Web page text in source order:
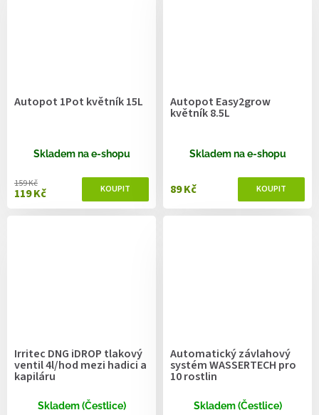
Autopot 1Pot květník 15L
Skladem na e-shopu
119 Kč
159 Kč
Autopot Easy2grow
květník 8.5L
Skladem na e-shopu
89 Kč
Irritec DNG iDROP tlakový
ventil 4l/hod mezi hadici a
kapiláru
Skladem (Čestlice)
Automatický závlahový
systém WASSERTECH pro
10 rostlin
Skladem (Čestlice)